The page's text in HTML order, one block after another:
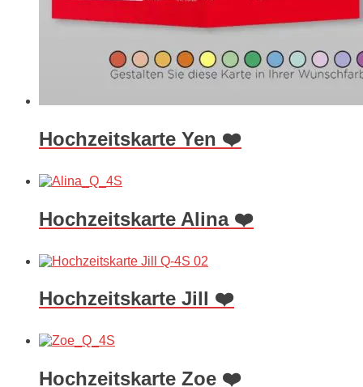
Hochzeitskarte Yen ❤️
Hochzeitskarte Alina ❤️
Hochzeitskarte Jill ❤️
Hochzeitskarte Zoe ❤️